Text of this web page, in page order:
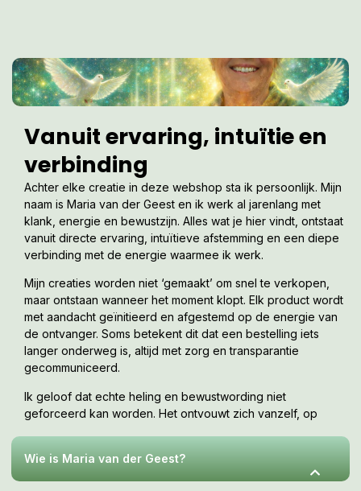
Vanuit ervaring, intuïtie en
verbinding
Achter elke creatie in deze webshop sta ik persoonlijk. Mijn
naam is Maria van der Geest en ik werk al jarenlang met
klank, energie en bewustzijn. Alles wat je hier vindt, ontstaat
vanuit directe ervaring, intuïtieve afstemming en een diepe
verbinding met de energie waarmee ik werk.
Mijn creaties worden niet ‘gemaakt’ om snel te verkopen,
maar ontstaan wanneer het moment klopt. Elk product wordt
met aandacht geïnitieerd en afgestemd op de energie van
de ontvanger. Soms betekent dit dat een bestelling iets
langer onderweg is, altijd met zorg en transparantie
gecommuniceerd.
Ik geloof dat echte heling en bewustwording niet
geforceerd kan worden. Het ontvouwt zich vanzelf, op
Wie is Maria van der Geest?